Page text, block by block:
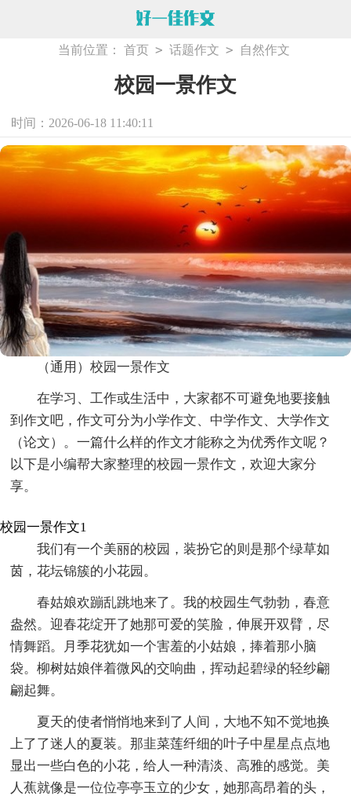
当前位置： 首页 > 话题作文 > 自然作文
校园一景作文
时间：2026-06-18 11:40:11
（通用）校园一景作文
在学习、工作或生活中，大家都不可避免地要接触
到作文吧，作文可分为小学作文、中学作文、大学作文
（论文）。一篇什么样的作文才能称之为优秀作文呢？
以下是小编帮大家整理的校园一景作文，欢迎大家分
享。
校园一景作文1
我们有一个美丽的校园，装扮它的则是那个绿草如
茵，花坛锦簇的小花园。
春姑娘欢蹦乱跳地来了。我的校园生气勃勃，春意
盎然。迎春花绽开了她那可爱的笑脸，伸展开双臂，尽
情舞蹈。月季花犹如一个害羞的小姑娘，捧着那小脑
袋。柳树姑娘伴着微风的交响曲，挥动起碧绿的轻纱翩
翩起舞。
夏天的使者悄悄地来到了人间，大地不知不觉地换
上了了迷人的夏装。那韭菜莲纤细的叶子中星星点点地
显出一些白色的小花，给人一种清淡、高雅的感觉。美
人蕉就像是一位位亭亭玉立的少女，她那高昂着的头，